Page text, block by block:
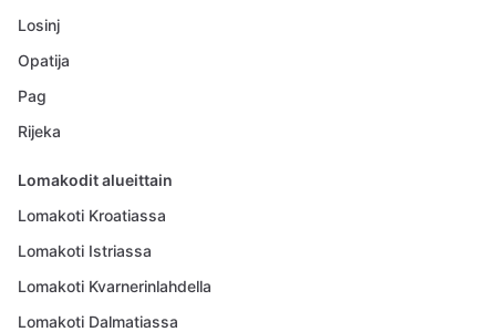
Losinj
Opatija
Pag
Rijeka
Lomakodit alueittain
Lomakoti Kroatiassa
Lomakoti Istriassa
Lomakoti Kvarnerinlahdella
Lomakoti Dalmatiassa